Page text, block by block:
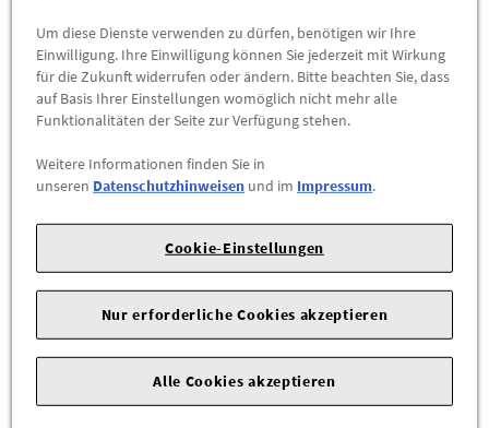
AMG Geldbörse, ohne Münzfach
AMG Geldbörse, ohne Münzfach. Schwarz. 100 % Rindleder.
Querformat. Diverse Schein- und Kartenfächer. RFID-Schutz,
der das Scannen von Bank- und Kreditkarten blockiert.
Geprägtes AMG Logo vorne, geprägtes AMG Rautenpattern auf
der Vorder- und Rückseite. Größe ca. 12 x 9,5 cm.
Um diese Dienste verwenden zu dürfen, benötigen wir Ihre
Einwilligung. Ihre Einwilligung können Sie jederzeit mit Wirkung
für die Zukunft widerrufen oder ändern. Bitte beachten Sie, dass
auf Basis Ihrer Einstellungen womöglich nicht mehr alle
Funktionalitäten der Seite zur Verfügung stehen.
Weitere Informationen finden Sie in
unseren Datenschutzhinweisen und im Impressum.
Cookie-Einstellungen
Nur erforderliche Cookies akzeptieren
Alle Cookies akzeptieren